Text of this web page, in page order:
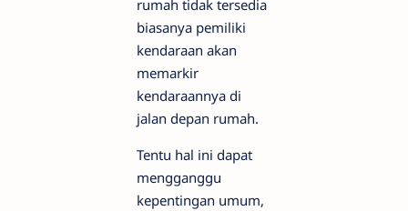
rumah tidak tersedia
biasanya pemiliki
kendaraan akan
memarkir
kendaraannya di
jalan depan rumah.
Tentu hal ini dapat
mengganggu
kepentingan umum,